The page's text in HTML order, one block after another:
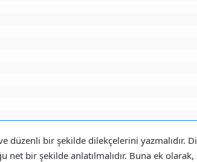
bir şekilde dilekçelerini yazmalıdır.
net bir şekilde anlatılmalıdır. Buna ek olarak,